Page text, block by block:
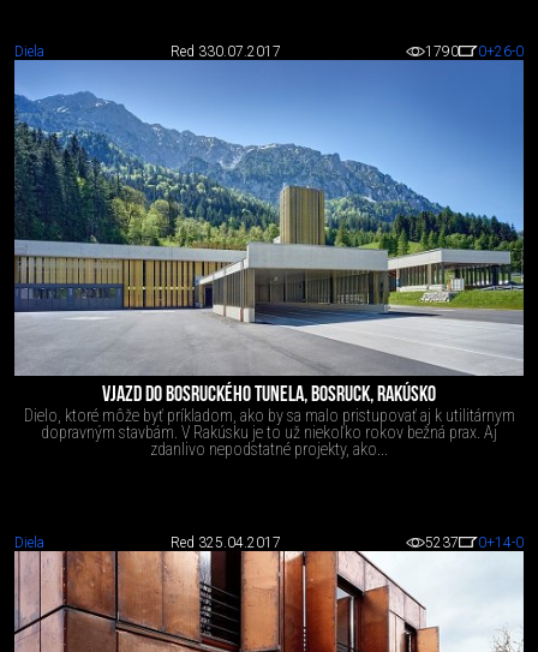
Diela Red 330.07.2017 1790 0+26-0
VJAZD DO BOSRUCKÉHO TUNELA, BOSRUCK, RAKÚSKO
Dielo, ktoré môže byť príkladom, ako by sa malo pristupovať aj k utilitárnym
dopravným stavbám. V Rakúsku je to už niekoľko rokov bežná prax. Aj
zdanlivo nepodstatné projekty, ako...
Diela Red 325.04.2017 5237 0+14-0